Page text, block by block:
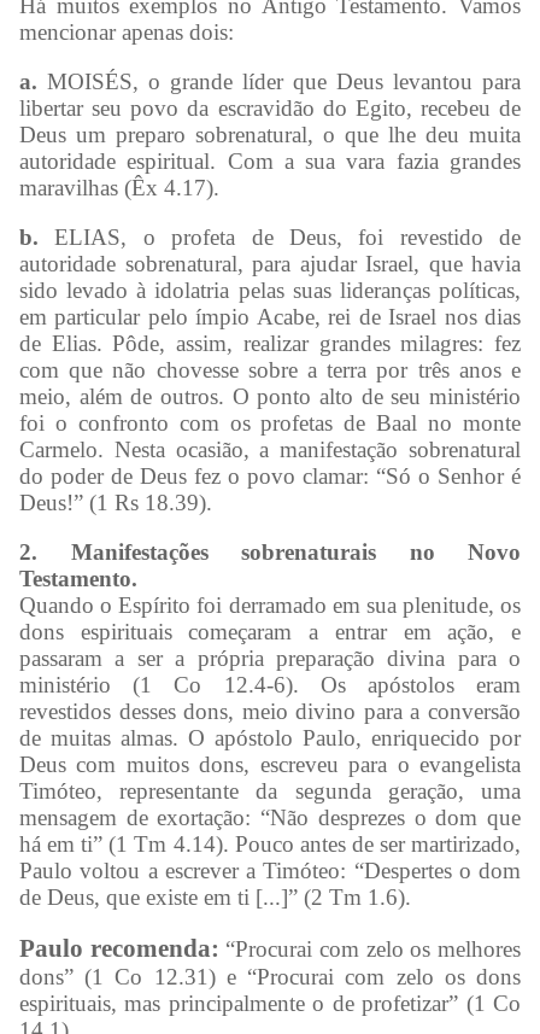
Há muitos exemplos no Antigo Testamento. Vamos
mencionar apenas dois:
a. MOISÉS, o grande líder que Deus levantou para
libertar seu povo da escravidão do Egito, recebeu de
Deus um preparo sobrenatural, o que lhe deu muita
autoridade espiritual. Com a sua vara fazia grandes
maravilhas (Êx 4.17).
b. ELIAS, o profeta de Deus, foi revestido de
autoridade sobrenatural, para ajudar Israel, que havia
sido levado à idolatria pelas suas lideranças políticas,
em particular pelo ímpio Acabe, rei de Israel nos dias
de Elias. Pôde, assim, realizar grandes milagres: fez
com que não chovesse sobre a terra por três anos e
meio, além de outros. O ponto alto de seu ministério
foi o confronto com os profetas de Baal no monte
Carmelo. Nesta ocasião, a manifestação sobrenatural
do poder de Deus fez o povo clamar: “Só o Senhor é
Deus!” (1 Rs 18.39).
2. Manifestações sobrenaturais no Novo
Testamento.
Quando o Espírito foi derramado em sua plenitude, os
dons espirituais começaram a entrar em ação, e
passaram a ser a própria preparação divina para o
ministério (1 Co 12.4-6). Os apóstolos eram
revestidos desses dons, meio divino para a conversão
de muitas almas. O apóstolo Paulo, enriquecido por
Deus com muitos dons, escreveu para o evangelista
Timóteo, representante da segunda geração, uma
mensagem de exortação: “Não desprezes o dom que
há em ti” (1 Tm 4.14). Pouco antes de ser martirizado,
Paulo voltou a escrever a Timóteo: “Despertes o dom
de Deus, que existe em ti [...]” (2 Tm 1.6).
Paulo recomenda: “Procurai com zelo os melhores
dons” (1 Co 12.31) e “Procurai com zelo os dons
espirituais, mas principalmente o de profetizar” (1 Co